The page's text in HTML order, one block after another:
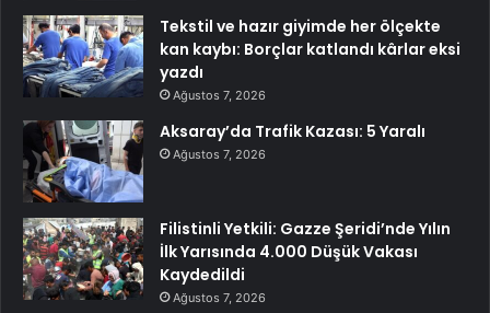
Tekstil ve hazır giyimde her ölçekte
kan kaybı: Borçlar katlandı kârlar eksi
yazdı
Ağustos 7, 2026
Aksaray’da Trafik Kazası: 5 Yaralı
Ağustos 7, 2026
Filistinli Yetkili: Gazze Şeridi’nde Yılın
İlk Yarısında 4.000 Düşük Vakası
Kaydedildi
Ağustos 7, 2026